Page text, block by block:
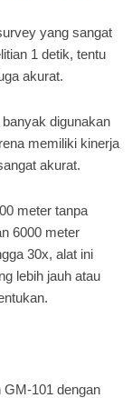
yang sangat
1 detik, tentu
akurat.
digunakan
memiliki kinerja
akurat.
meter tanpa
6000 meter
30x, alat ini
lebih jauh atau
GM-101 dengan